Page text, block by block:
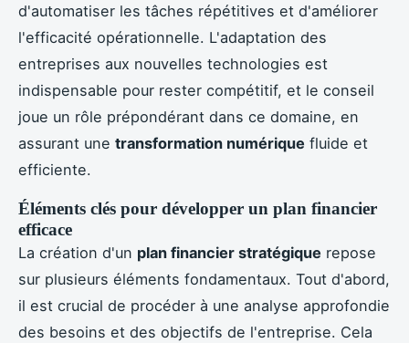
d'automatiser les tâches répétitives et d'améliorer
l'efficacité opérationnelle. L'adaptation des
entreprises aux nouvelles technologies est
indispensable pour rester compétitif, et le conseil
joue un rôle prépondérant dans ce domaine, en
assurant une transformation numérique fluide et
efficiente.
Éléments clés pour développer un plan financier
efficace
La création d'un plan financier stratégique repose
sur plusieurs éléments fondamentaux. Tout d'abord,
il est crucial de procéder à une analyse approfondie
des besoins et des objectifs de l'entreprise. Cela